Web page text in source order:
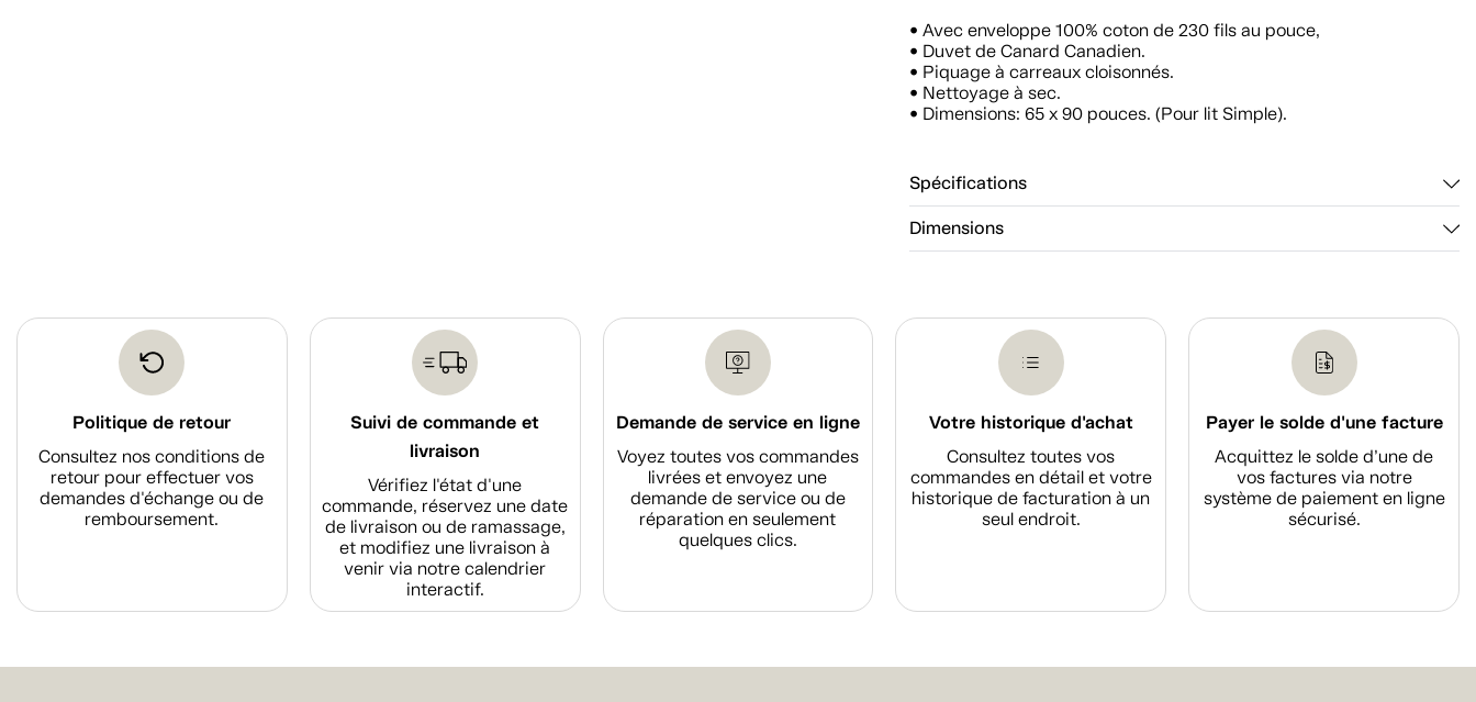
• Avec enveloppe 100% coton de 230 fils au pouce,
• Duvet de Canard Canadien.
• Piquage à carreaux cloisonnés.
• Nettoyage à sec.
• Dimensions: 65 x 90 pouces. (Pour lit Simple).
Spécifications
Dimensions
Politique de retour
Consultez nos conditions de
retour pour effectuer vos
demandes d'échange ou de
remboursement.
Suivi de commande et
livraison
Vérifiez l'état d'une
commande, réservez une date
de livraison ou de ramassage,
et modifiez une livraison à
venir via notre calendrier
interactif.
Demande de service en ligne
Voyez toutes vos commandes
livrées et envoyez une
demande de service ou de
réparation en seulement
quelques clics.
Votre historique d'achat
Consultez toutes vos
commandes en détail et votre
historique de facturation à un
seul endroit.
Payer le solde d'une facture
Acquittez le solde d’une de
vos factures via notre
système de paiement en ligne
sécurisé.